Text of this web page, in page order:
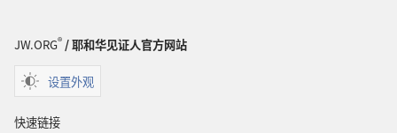
JW.ORG®/ 耶和华见证人官方网站
设置外观
快速链接